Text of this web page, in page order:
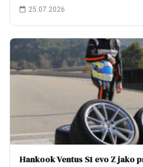
25.07.2026
Hankook Ventus S1 evo Z jako